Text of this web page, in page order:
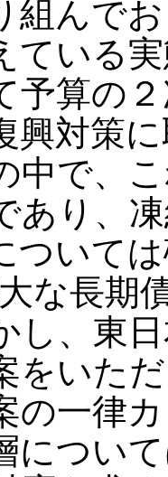
組んで
ている
予算の
興対策
中で、
あり、
ついて
な長期
し、東
をいた
の一律
につい